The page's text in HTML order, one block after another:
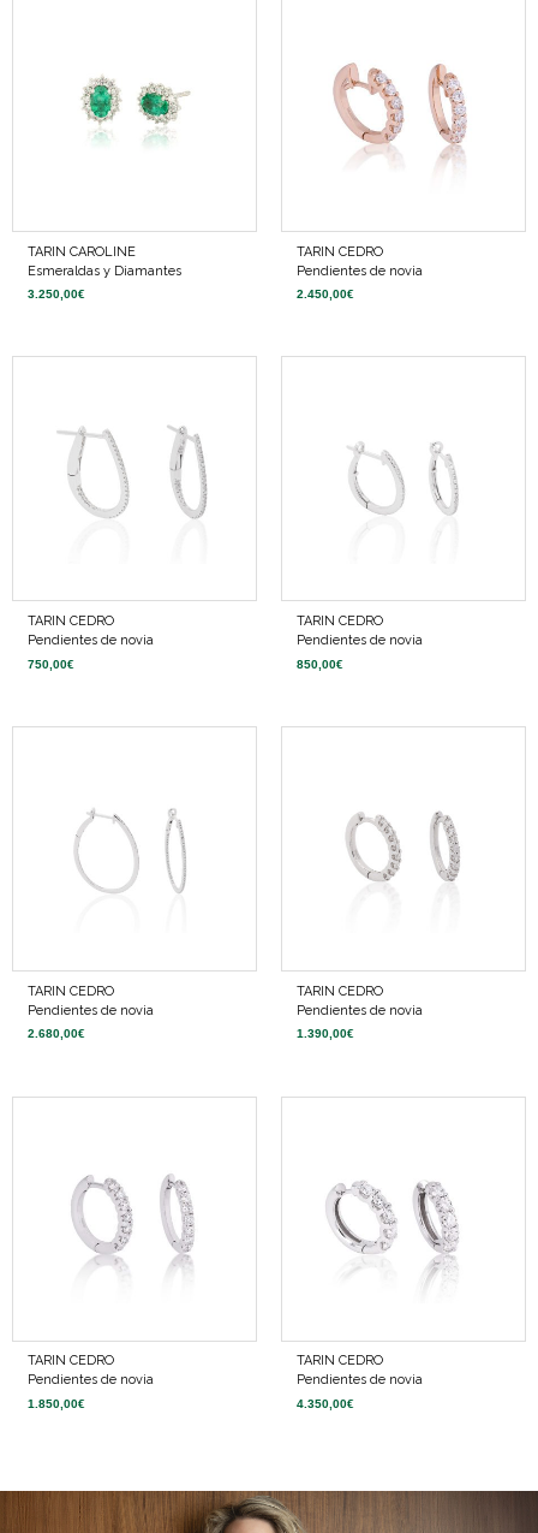
TARIN CAROLINE
Esmeraldas y Diamantes
3.250,00€
TARIN CEDRO
Pendientes de novia
2.450,00€
TARIN CEDRO
Pendientes de novia
750,00€
TARIN CEDRO
Pendientes de novia
850,00€
TARIN CEDRO
Pendientes de novia
2.680,00€
TARIN CEDRO
Pendientes de novia
1.390,00€
TARIN CEDRO
Pendientes de novia
1.850,00€
TARIN CEDRO
Pendientes de novia
4.350,00€